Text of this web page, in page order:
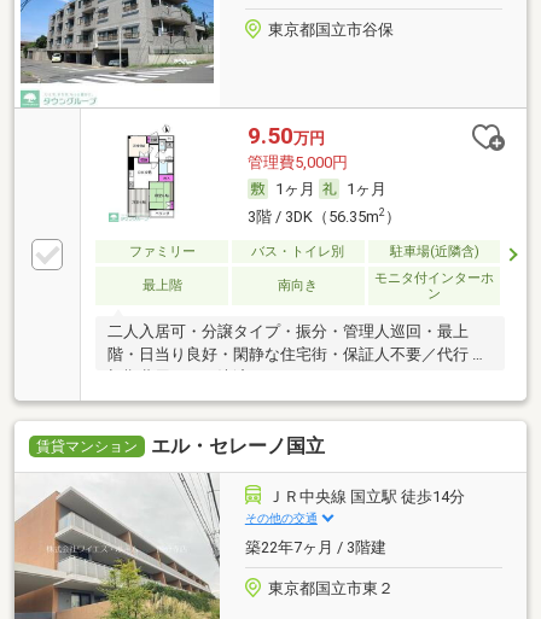
東京都国立市谷保
9.50万円
管理費5,000円
1ヶ月
1ヶ月
3階 / 3DK（56.35m2）
ファミリー バス・トイレ別 駐車場(近隣含)
最上階 南向き
モニタ付インターホ
ン
二人入居可・分譲タイプ・振分・管理人巡回・最上
階・日当り良好・閑静な住宅街・保証人不要／代行 ・
初期費用カード決済可
賃貸マンション エル・セレーノ国立
ＪＲ中央線 国立駅 徒歩14分
その他の交通
築22年7ヶ月 / 3階建
東京都国立市東２